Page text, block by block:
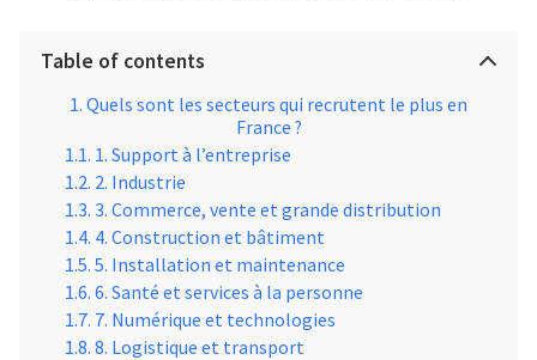
Table of contents
Quels sont les secteurs qui recrutent le plus en
France ?
1. Support à l’entreprise
2. Industrie
3. Commerce, vente et grande distribution
4. Construction et bâtiment
5. Installation et maintenance
6. Santé et services à la personne
7. Numérique et technologies
8. Logistique et transport